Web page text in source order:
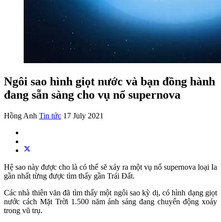
Ngôi sao hình giọt nước và bạn đồng hành
đang sẵn sàng cho vụ nổ supernova
Hồng Anh Tin tức 17 July 2021
Hệ sao này được cho là có thể sẽ xảy ra một vụ nổ supernova loại Ia
gần nhất từng được tìm thấy gần Trái Đất.
Các nhà thiên văn đã tìm thấy một ngôi sao kỳ dị, có hình dạng giọt
nước cách Mặt Trời 1.500 năm ánh sáng đang chuyển động xoáy
trong vũ trụ.